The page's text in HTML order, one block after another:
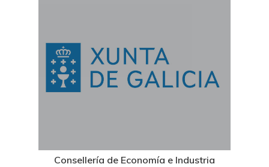
Consellería de Economía e Industria